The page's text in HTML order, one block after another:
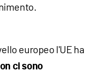
europeo l'UE ha
ci sono